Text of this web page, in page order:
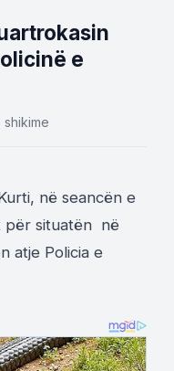
e
në seancën e
për situatën në
atje Policia e